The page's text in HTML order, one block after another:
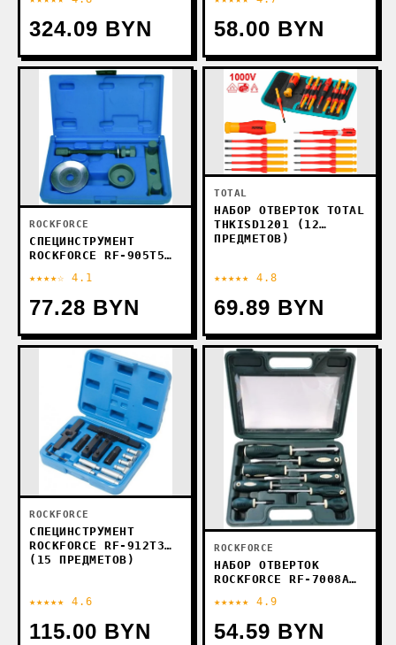
324.09 BYN
ПРЕДМЕТ)
58.00 BYN
ROCKFORCE
СПЕЦИНСТРУМЕНТ
ROCKFORCE RF-905T5
★★★★☆ 4.1
77.28 BYN
TOTAL
НАБОР ОТВЕРТОК TOTAL
THKISD1201 (12
ПРЕДМЕТОВ)
★★★★★ 4.8
69.89 BYN
ROCKFORCE
СПЕЦИНСТРУМЕНТ
ROCKFORCE RF-912T3
(15 ПРЕДМЕТОВ)
★★★★★ 4.6
115.00 BYN
ROCKFORCE
НАБОР ОТВЕРТОК
ROCKFORCE RF-7008A
★★★★★ 4.9
54.59 BYN